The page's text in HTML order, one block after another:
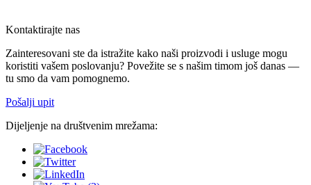
Kontaktirajte nas
Zainteresovani ste da istražite kako naši proizvodi i usluge mogu
koristiti vašem poslovanju? Povežite se s našim timom još danas —
tu smo da vam pomognemo.
Pošalji upit
Dijeljenje na društvenim mrežama: